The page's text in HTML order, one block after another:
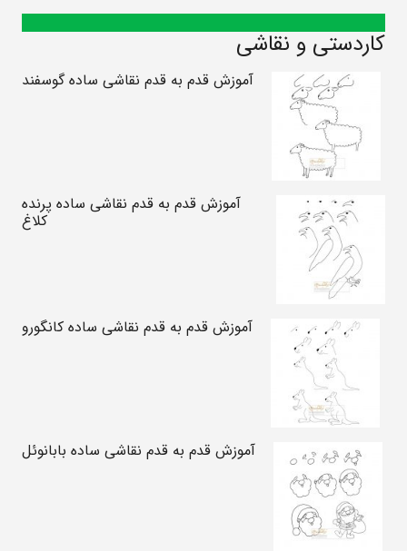
کاردستی و نقاشی
آموزش قدم به قدم نقاشی ساده گوسفند
آموزش قدم به قدم نقاشی ساده پرنده
کلاغ
آموزش قدم به قدم نقاشی ساده کانگورو
آموزش قدم به قدم نقاشی ساده بابانوئل